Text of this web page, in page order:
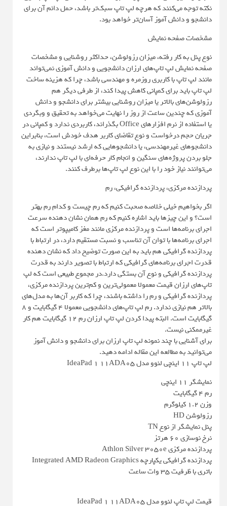
نکته توجه می‌کنند که هرچه لپ تاپ سبک‌تر باشد، حمل دائم آن برای
دانشجو و دانش آموز آسان‌تر‌ خواهد بود.
مشخصات صفحه نمایش
نوع پنل به کار رفته، میزان رزولوشن، حداکثر روشنایی و مشخصات
صفحه نمایش لپ تاپ‌های ارزان دانشجویی و دانش آموزی نمی‌تواند
مانند لپ تاپ با کاربری روزمره و مهندسی باشد، چرا که هزینه ساخت
لپ تاپ باید برای کمپانی کاهش پیدا کند، از طرفی دیگر هم
رزولوشن‌های بالاتر یا میزان روشنایی بیشتر برای دانشجو و دانش
آموزی که چندین ساعت از روز را نهایت می‌خواهد به تحقیق و وبگردی
یا استفاده از نرم افزارهای Office بگذراند، کاربردی ندارد و کمپانی در
جریان حجم درخواست و نوع تقاضای کاربر هدف خودش است، بنابراین
دانشجوهای غیرمهندسی، یا دانشجوهایی که ارشد نیستند و نیازی به
جلو بردن پروژه‌های سنگین و انجام کار حرفه‌ای با لپ تاپ ندارند،
می‌توانند نیاز خود را با این نوع لپ تاپ‌ها برطرف کنند.
پردازنده مرکزی، پردازنده گرافیکی، رم
اگر بخواهیم خیلی خلاصه صحبت ‌کنیم که رم چیست و کدام رم بهتر
است؟ و این چیزها باید اشاره کنیم که رم همان نشان دهنده سرعت
اجرای برنامه‌ها است و پردازنده مرکزی مانند مغز کامیپوتر است که
اجرای برنامه‌ها با توان آن تناسب و نسبت مستقیم دارد، در ارتباط با
پردازنده گرافیکی هم باید به این صورت توضیح داد که نشان دهنده
قدرت اجرای برنامه‌های گرافیکی که ارتباط با تصویر دارند به قدرت
پردازنده گرافیکی و نوع آن بستگی دارد.در مجموع طبیعی است که لپ
تاپ‌های ارزان قیمت معمولا معمولی‌ترین و کم‌ترین پردازنده مرکزی،
پردازنده گرافیکی و رم را داشته باشند، چرا که کاربر آن‌ها به مدل‌های
بالاتر هم نیازی ندارد. رم لپ تاپ‌های دانشجویی معمولا 4 گیگابایت و 8
گیگابایت است. البته پیدا کردن لپ تاپ ارزان رم 12 گیگابایت هم کار
غیرممکنی نیست.
برای آشنایی با چند نمونه لپ تاپ ارزان برای دانشجو و دانش آموز
می‌توانید به مطالعه این مقاله ادامه دهید.
لپ تاپ 11 اینچی لنوو مدل IdeaPad 1 11ADA05
نمایشگر ۱۱ اینچی
رم ۴ گیگابایت
وزن ۱.۲ کیلوگرم
رزولوشن HD
پنل نمایشگر از نوع TN
نرخ نوسازی ۶۰ هرتز
پردازنده مرکزی Athlon Silver 3050e
پردازنده گرافیکی یکپارچه Integrated AMD Radeon Graphics
باتری با ظرفیت ۳۵ وات ساعت
قیمت لپ تاپ لنوو مدل IdeaPad 1 11ADA05